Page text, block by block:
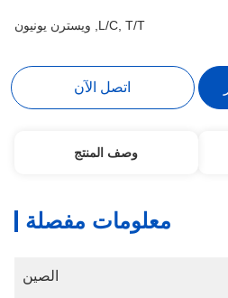
L/C, T/T, ويسترن يونيون
اتصل الآن
وصف المنتج
معلومات مفصلة
الصين